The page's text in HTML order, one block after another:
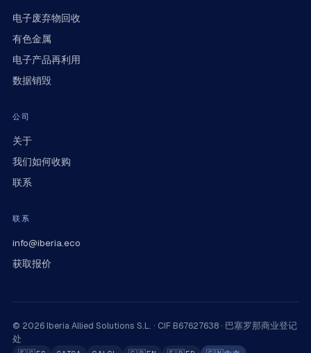
电子废弃物回收
有色金属
电子产品再利用
数据销毁
公司
关于
我们如何收购
联系
联系
info@iberia.eco
获取报价
© 2026 Iberia Allied Solutions S.L. · CIF B67627638 · 巴塞罗那商业登记
处